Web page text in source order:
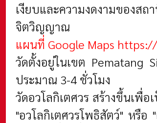
เงียบและความงดงามของส
จิตวิญญาณ
แผนที่ Google Maps https://
วัดตั้งอยู่ในเขต Pematang
ประมาณ 3-4 ชั่วโมง
วัดอวโลกิเตศวร สร้างขึ้นเพื่
"อวโลกิเตศวรโพธิสัตว์" หรื